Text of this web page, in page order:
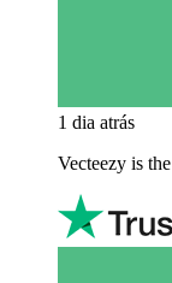
1 dia atrás
Vecteezy is